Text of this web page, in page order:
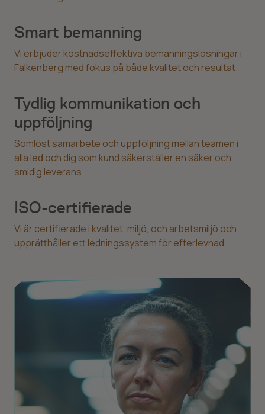
Smart bemanning
Vi erbjuder kostnadseffektiva bemanningslösningar i
Falkenberg med fokus på både kvalitet och resultat.
Tydlig kommunikation och
uppföljning
Sömlöst samarbete och uppföljning mellan teamen i
alla led och dig som kund säkerställer en säker och
smidig leverans.
ISO-certifierade
Vi är certifierade i kvalitet, miljö, och arbetsmiljö och
upprätthåller ett ledningssystem för efterlevnad.